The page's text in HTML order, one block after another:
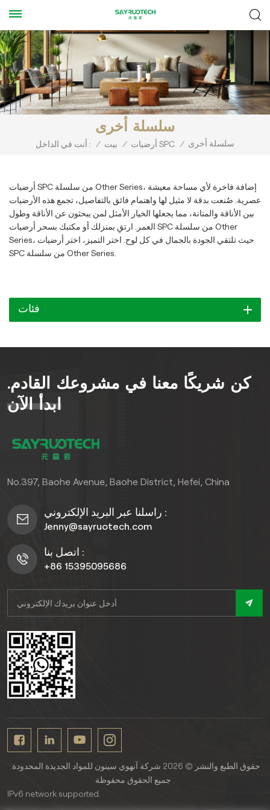
سلسلة أخرى
أنت في الداخل : / بيت / أرضيات SPC / سلسلة أخرى
أرضيات SPC من سلسلة Other Series، إضافة فاخرة لأي مساحة معيشة
عصرية. صُنعت بدقة لا مثيل لها واهتمام فائق بالتفاصيل، تجمع هذه الأرضيات
بين الأناقة والمتانة، مما يجعلها الخيار الأمثل لمن يبحثون عن الأناقة وطول
العمر. ارتقِ بمنزلك أو مكتبك بسحر أرضيات SPC من سلسلة Other
Series، حيث تلتقي الجودة بالجمال في كل لوح. اختر التميز، اختر أرضيات
SPC من سلسلة Other Series.
فئات
كن شريكًا معنا في مشروعك القادم.
ابدأ الآن
No.397, Baohe Avenue, Baohe District, Hefei, China
راسلنا عبر البريد الإلكتروني :
Jenny@sayruotech.com
اتصل بنا :
+86 15395095686
حقوق الطبع والنشر © 2026 شركة آنهوي سينون للمواد الجديدة المحدودة.
IPv6 network supported.